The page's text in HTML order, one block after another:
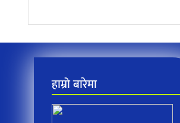
हाम्रो बारेमा